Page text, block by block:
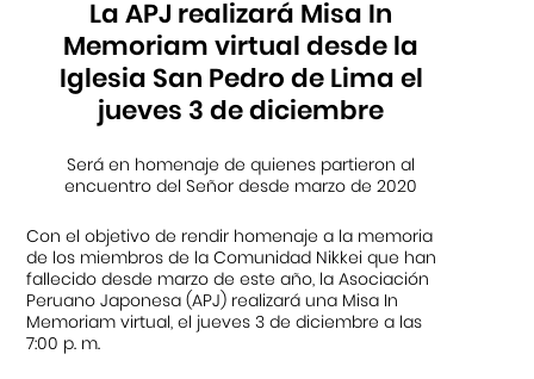
La APJ realizará Misa In
Memoriam virtual desde la
Iglesia San Pedro de Lima el
jueves 3 de diciembre
Será en homenaje de quienes partieron al
encuentro del Señor desde marzo de 2020
Con el objetivo de rendir homenaje a la memoria
de los miembros de la Comunidad Nikkei que han
fallecido desde marzo de este año, la Asociación
Peruano Japonesa (APJ) realizará una Misa In
Memoriam virtual, el jueves 3 de diciembre a las
7:00 p. m.